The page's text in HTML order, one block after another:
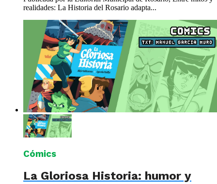
realidades: La Historia del Rosario adapta...
Cómics
La Gloriosa Historia: humor y